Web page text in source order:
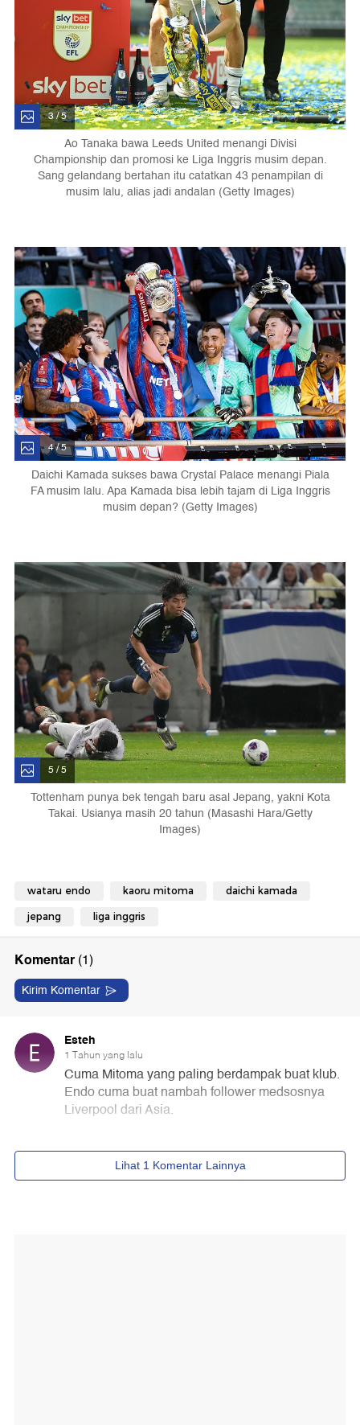
3 / 5
Ao Tanaka bawa Leeds United menangi Divisi
Championship dan promosi ke Liga Inggris musim depan.
Sang gelandang bertahan itu catatkan 43 penampilan di
musim lalu, alias jadi andalan (Getty Images)
4 / 5
Daichi Kamada sukses bawa Crystal Palace menangi Piala
FA musim lalu. Apa Kamada bisa lebih tajam di Liga Inggris
musim depan? (Getty Images)
5 / 5
Tottenham punya bek tengah baru asal Jepang, yakni Kota
Takai. Usianya masih 20 tahun (Masashi Hara/Getty
Images)
wataru endo kaoru mitoma daichi kamada
jepang liga inggris